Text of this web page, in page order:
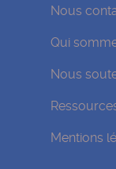
Nous
Qui
Nous
Mentions